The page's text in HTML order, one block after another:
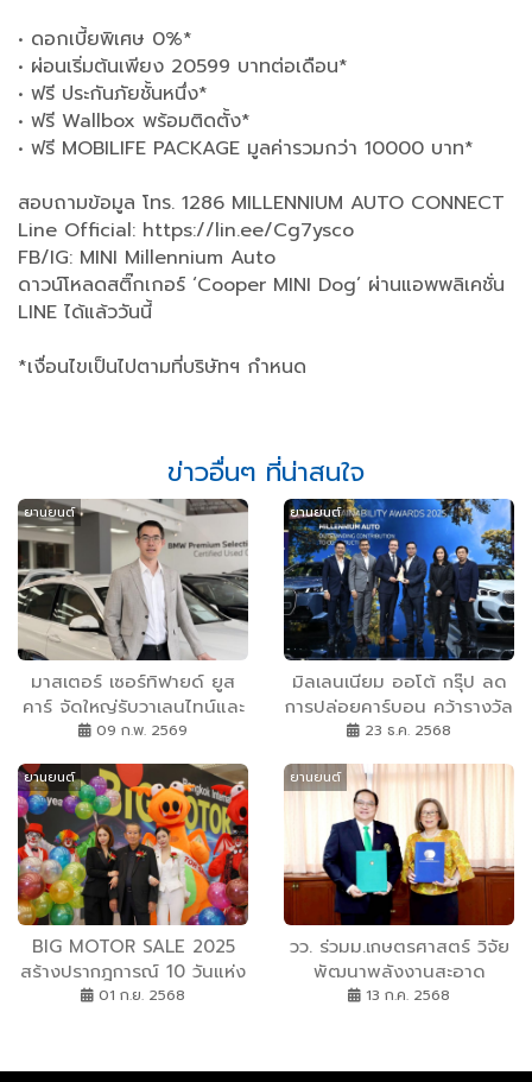
• ดอกเบี้ยพิเศษ 0%*
• ผ่อนเริ่มต้นเพียง 20599 บาทต่อเดือน*
• ฟรี ประกันภัยชั้นหนึ่ง*
• ฟรี Wallbox พร้อมติดตั้ง*
• ฟรี MOBILIFE PACKAGE มูลค่ารวมกว่า 10000 บาท*
สอบถามข้อมูล โทร. 1286 MILLENNIUM AUTO CONNECT
Line Official: https://lin.ee/Cg7ysco
FB/IG: MINI Millennium Auto
ดาวน์โหลดสติ๊กเกอร์ ‘Cooper MINI Dog’ ผ่านแอพพลิเคชั่น
LINE ได้แล้ววันนี้
*เงื่อนไขเป็นไปตามที่บริษัทฯ กำหนด
ข่าวอื่นๆ ที่น่าสนใจ
ยานยนต์
มาสเตอร์ เซอร์ทิฟายด์ ยูส
คาร์ จัดใหญ่รับวาเลนไทน์และ
ตรุษจีนกับแคมเปญ ‘The
New Year Special
09 ก.พ. 2569
ยานยนต์
มิลเลนเนียม ออโต้ กรุ๊ป ลด
การปล่อยคาร์บอน คว้ารางวัล
‘SUSTAINABLE AWARDS
กรุ๊ป ประเทศไทย ยกระดับ
ความเป็นผู้นำด้านความยั่งยืน
ในอุตสาหกรรมยานยนต์
23 ธ.ค. 2568
ยานยนต์
BIG MOTOR SALE 2025
สร้างปรากฎการณ์ 10 วันแห่ง
ความสุข รวมโชว์รูมแบรนด์
ปี
01 ก.ย. 2568
ยานยนต์
วว. ร่วมม.เกษตรศาสตร์ วิจัย
พัฒนาพลังงานสะอาด
นวัตกรรมยานยนต์สมัยใหม่
13 ก.ค. 2568